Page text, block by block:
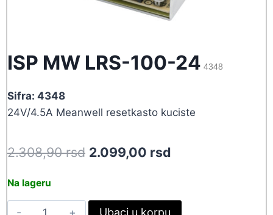
ISP MW LRS-100-24 4348
Sifra: 4348
24V/4.5A Meanwell resetkasto kuciste
2.308,90rsd Original
2.099,00 rsd
Na lageru
ISP
Ubaci u korpu